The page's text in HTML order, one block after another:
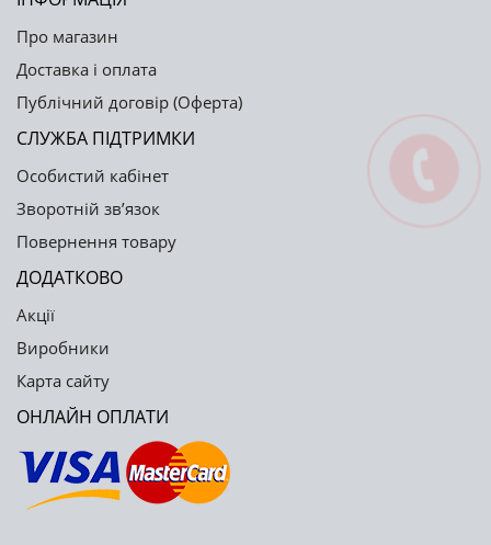
Про магазин
Доставка і оплата
Публічний договір (Оферта)
СЛУЖБА ПІДТРИМКИ
Особистий кабінет
Зворотній зв’язок
Повернення товару
ДОДАТКОВО
Акції
Виробники
Карта сайту
ОНЛАЙН ОПЛАТИ